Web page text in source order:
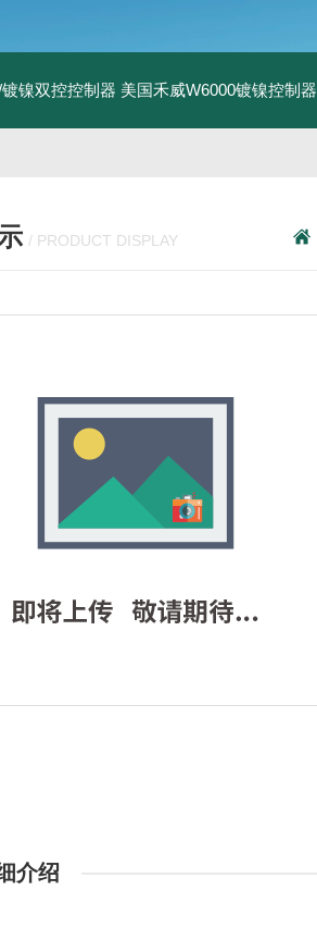
镍双控控制器 美国禾威W6000镀镍控制器
/ PRODUCT DISPLAY
介绍